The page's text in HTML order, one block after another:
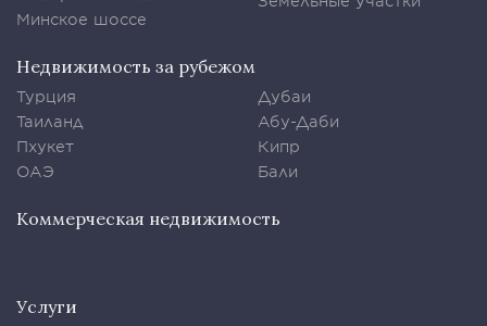
Минское шоссе
Недвижимость за рубежом
Турция
Таиланд
Пхукет
ОАЭ
Дубаи
Абу-Даби
Кипр
Бали
Коммерческая недвижимость
Услуги